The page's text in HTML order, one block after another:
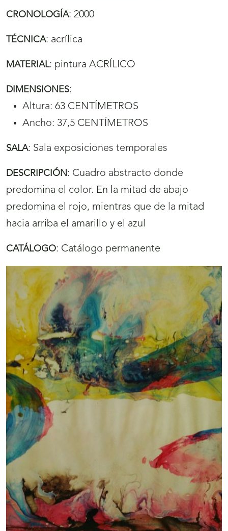
CRONOLOGÍA: 2000
TÉCNICA: acrílica
MATERIAL: pintura ACRÍLICO
DIMENSIONES:
Altura: 63 CENTÍMETROS
Ancho: 37,5 CENTÍMETROS
SALA: Sala exposiciones temporales
DESCRIPCIÓN: Cuadro abstracto donde
predomina el color. En la mitad de abajo
predomina el rojo, mientras que de la mitad
hacia arriba el amarillo y el azul
CATÁLOGO: Catálogo permanente